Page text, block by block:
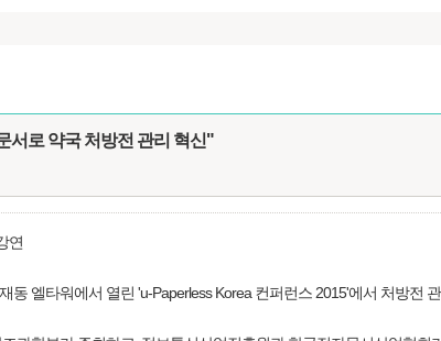
서로 약국 처방전 관리 혁신"
연
동 엘타워에서 열린 'u-Paperless Korea 컨퍼런스 2015'에서 처방전